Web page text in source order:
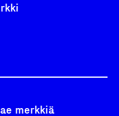
merkkiä